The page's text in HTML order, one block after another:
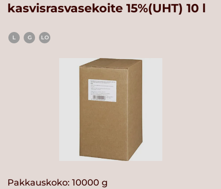
kasvisrasvasekoite 15%(UHT) 10 l
L G LO
Pakkauskoko: 10000 g